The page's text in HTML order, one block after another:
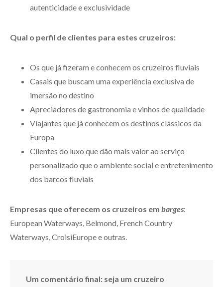
autenticidade e exclusividade
Qual o perfil de clientes para estes cruzeiros:
Os que já fizeram e conhecem os cruzeiros fluviais
Casais que buscam uma experiência exclusiva de
imersão no destino
Apreciadores de gastronomia e vinhos de qualidade
Viajantes que já conhecem os destinos clássicos da
Europa
Clientes do luxo que dão mais valor ao serviço
personalizado que o ambiente social e entretenimento
dos barcos fluviais
Empresas que oferecem os cruzeiros em barges:
European Waterways, Belmond, French Country
Waterways, CroisiEurope e outras.
Um comentário final: seja um cruzeiro